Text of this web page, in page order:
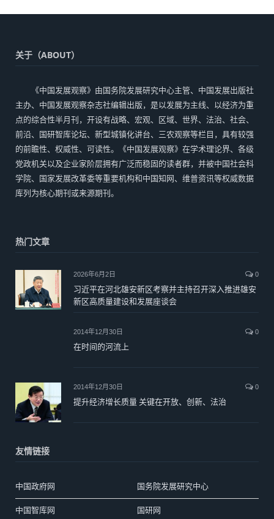
关于（ABOUT）
《中国发展观察》由国务院发展研究中心主管、中国发展出版社
主办、中国发展观察杂志社编辑出版，是以发展为主线、以经济为重
点的综合性半月刊，开设有战略、宏观、区域、世界、法治、社会、
前沿、国研智库论坛、新型城镇化讲台、三农观察等栏目，具有较强
的前瞻性、权威性、可读性。《中国发展观察》在学术理论界、各级
党政机关以及企业家阶层拥有广泛而稳固的读者群，并被中国社会科
学院、国家发展改革委等重要机构和中国知网、维普资讯等权威数据
库列为核心期刊或来源期刊。
热门文章
2026年6月2日 0
习近平在河北雄安新区考察并主持召开深入推进雄安
新区高质量建设和发展座谈会
2014年12月30日 0
在时间的河流上
2014年12月30日 0
提升经济增长质量 关键在开放、创新、法治
友情链接
中国政府网 国务院发展研究中心
中国智库网 国研网